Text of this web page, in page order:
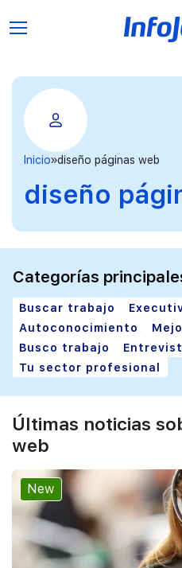
Inicio diseño páginas web
diseño
Categorías
Buscar trabajo
Autoconocimiento
Busco trabajo
Tu sector profesional
Últimas noticias
web
New